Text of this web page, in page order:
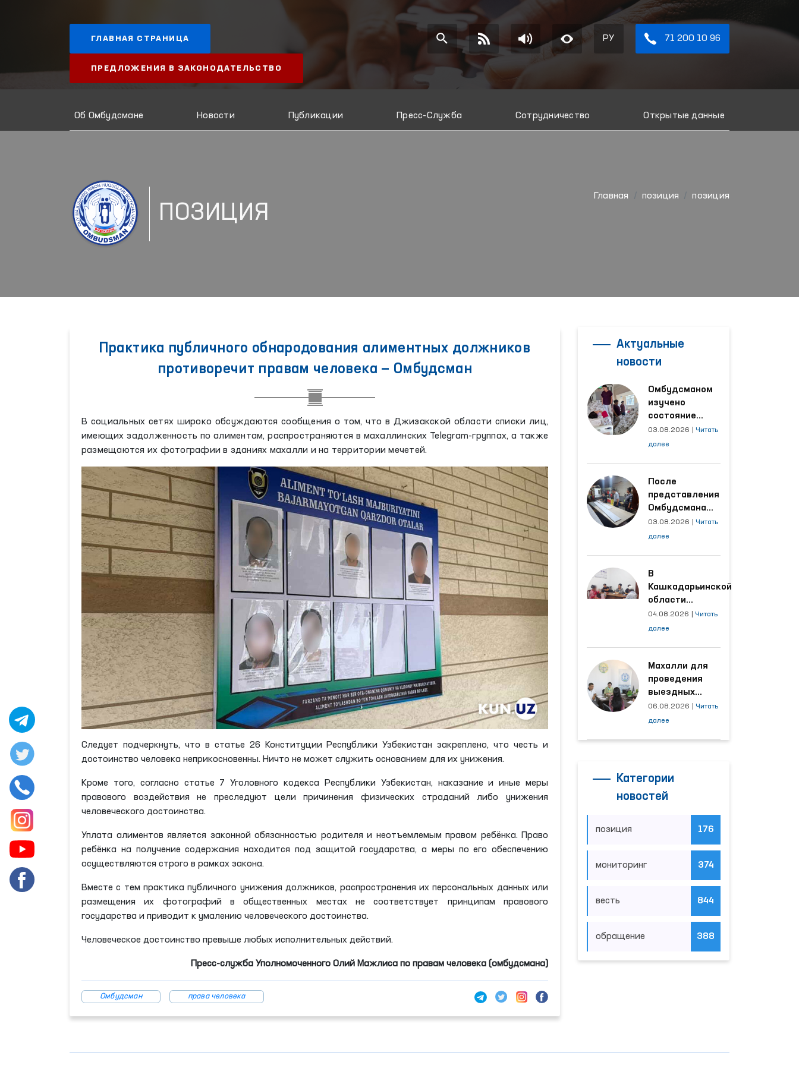
ГЛАВНАЯ СТРАНИЦА
ПРЕДЛОЖЕНИЯ В ЗАКОНОДАТЕЛЬСТВО
РУ 71 200 10 96
Об Омбудсмане Новости Публикации Пресс-Служба Сотрудничество Открытые данные
ПОЗИЦИЯ
Главная позиция позиция
Практика публичного обнародования алиментных должников
противоречит правам человека — Омбудсман
В социальных сетях широко обсуждаются сообщения о том, что в Джизакской области списки лиц,
имеющих задолженность по алиментам, распространяются в махаллинских Telegram-группах, а также
размещаются их фотографии в зданиях махалли и на территории мечетей.
Следует подчеркнуть, что в статье 26 Конституции Республики Узбекистан закреплено, что честь и
достоинство человека неприкосновенны. Ничто не может служить основанием для их унижения.
Кроме того, согласно статье 7 Уголовного кодекса Республики Узбекистан, наказание и иные меры
правового воздействия не преследуют цели причинения физических страданий либо унижения
человеческого достоинства.
Уплата алиментов является законной обязанностью родителя и неотъемлемым правом ребёнка. Право
ребёнка на получение содержания находится под защитой государства, а меры по его обеспечению
осуществляются строго в рамках закона.
Вместе с тем практика публичного унижения должников, распространения их персональных данных или
размещения их фотографий в общественных местах не соответствует принципам правового
государства и приводит к умалению человеческого достоинства.
Человеческое достоинство превыше любых исполнительных действий.
Пресс-служба Уполномоченного Олий Мажлиса по правам человека (омбудсмана)
Омбудсман права человека
Актуальные
новости
Омбудсманом
изучено
состояние
женщины,
пострадавшей от
области
03.08.2026
Читать
далее
После
представления
Омбудсмана
улучшены
условия на
трудятся
осуждённые
03.08.2026
Читать
далее
В
Кашкадарьинской
области
налажена
адресная работа
наибольшее
количество
обращений
04.08.2026
Читать
далее
Махалли для
проведения
выездных
приёмов
определяются
06.08.2026
Читать
далее
Категории
новостей
позиция 176
мониторинг 374
весть 844
обращение 388